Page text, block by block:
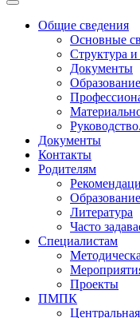
Toggle
navigationОбщие сведения
Основные
Структура
Документы
Образование
Документы
Контакты
Родителям
Литература
Часто
Специалистам
Проекты
ПМПК